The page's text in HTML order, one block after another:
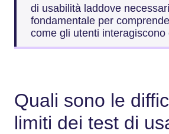
di usabilità laddove
fondamentale per
come gli utenti interagiscono
Quali sono le
limiti dei test di